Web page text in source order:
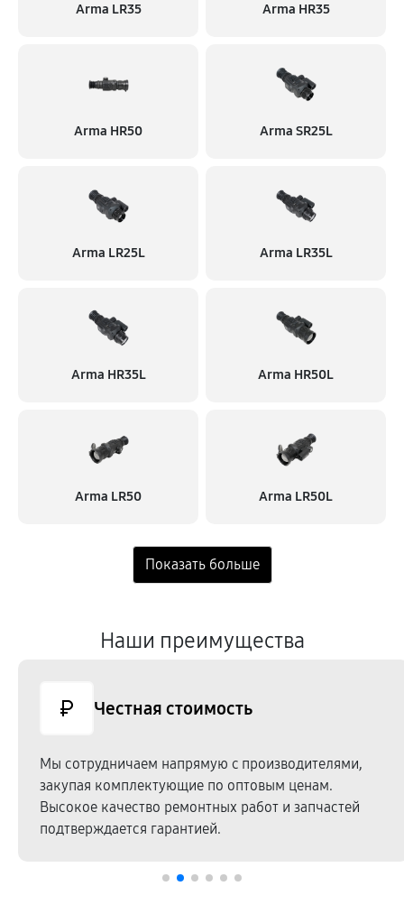
Arma LR35 Arma HR35
Arma HR50 Arma SR25L
Arma LR25L Arma LR35L
Arma HR35L Arma HR50L
Arma LR50 Arma LR50L
Наши преимущества
Честная стоимость
Мы сотрудничаем напрямую c производителями,
закупая комплектующие по оптовым ценам.
Высокое качество ремонтных работ и запчастей
подтверждается гарантией.